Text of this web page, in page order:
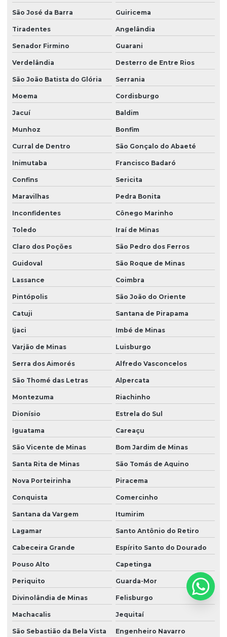
São José da Barra Guiricema
Tiradentes Angelândia
Senador Firmino Guarani
Verdelândia Desterro de Entre Rios
São João Batista do Glória Serrania
Moema Cordisburgo
Jacuí Baldim
Munhoz Bonfim
Curral de Dentro São Gonçalo do Abaeté
Inimutaba Francisco Badaró
Confins Sericita
Maravilhas Pedra Bonita
Inconfidentes Cônego Marinho
Toledo Iraí de Minas
Claro dos Poções São Pedro dos Ferros
Guidoval São Roque de Minas
Lassance Coimbra
Pintópolis São João do Oriente
Catuji Santana de Pirapama
Ijaci Imbé de Minas
Varjão de Minas Luisburgo
Serra dos Aimorés Alfredo Vasconcelos
São Thomé das Letras Alpercata
Montezuma Riachinho
Dionísio Estrela do Sul
Iguatama Careaçu
São Vicente de Minas Bom Jardim de Minas
Santa Rita de Minas São Tomás de Aquino
Nova Porteirinha Piracema
Conquista Comercinho
Santana da Vargem Itumirim
Lagamar Santo Antônio do Retiro
Cabeceira Grande Espírito Santo do Dourado
Pouso Alto Capetinga
Periquito Guarda-Mor
Divinolândia de Minas Felisburgo
Machacalis Jequitaí
São Sebastião da Bela Vista Engenheiro Navarro